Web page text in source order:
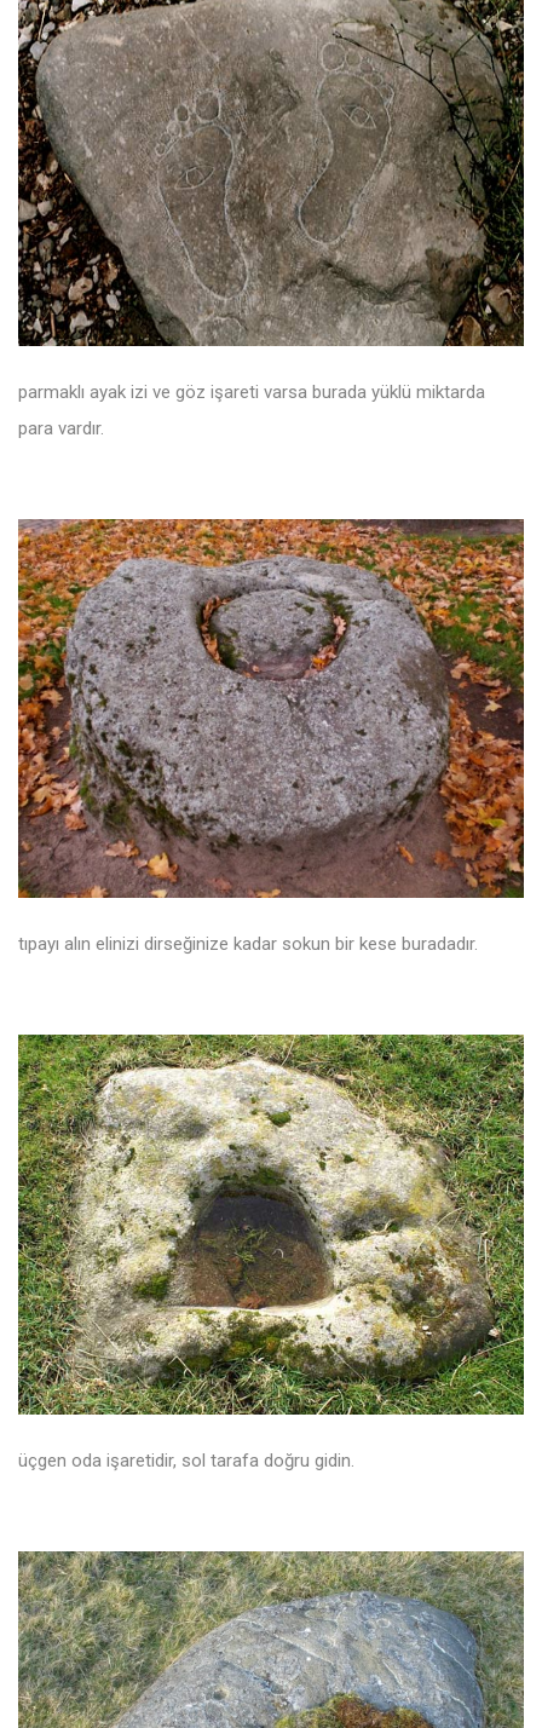
parmaklı ayak izi ve göz işareti varsa burada yüklü miktarda
para vardır.
tıpayı alın elinizi dirseğinize kadar sokun bir kese buradadır.
üçgen oda işaretidir, sol tarafa doğru gidin.